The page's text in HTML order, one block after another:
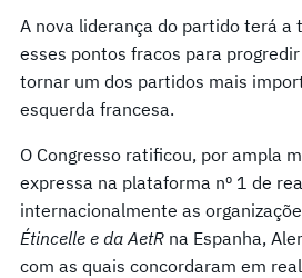
A nova liderança do partido terá a
esses pontos fracos para
tornar um dos partidos mais
esquerda francesa.
O Congresso ratificou, por ampla
expressa na plataforma nº 1 de
internacionalmente as
Étincelle e da AetR na Espanha,
com as quais concordaram em